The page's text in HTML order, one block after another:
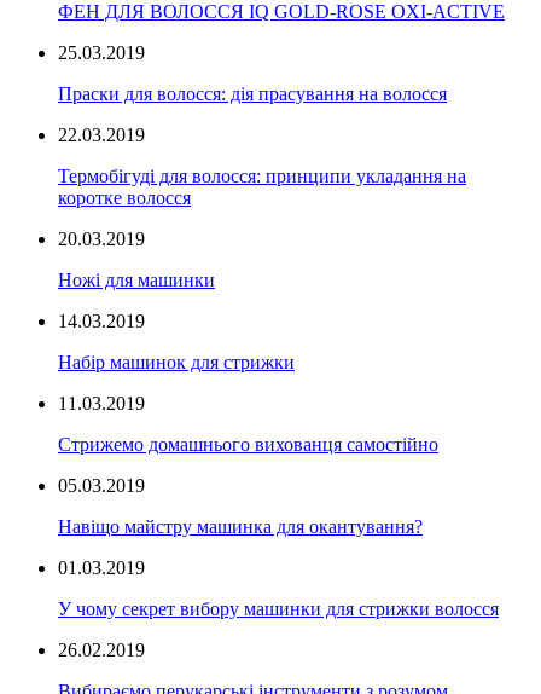
ФЕН ДЛЯ ВОЛОССЯ IQ GOLD-ROSE OXI-ACTIVE
25.03.2019
Праски для волосся: дія прасування на волосся
22.03.2019
Термобігуді для волосся: принципи укладання на
коротке волосся
20.03.2019
Ножі для машинки
14.03.2019
Набір машинок для стрижки
11.03.2019
Стрижемо домашнього вихованця самостійно
05.03.2019
Навіщо майстру машинка для окантування?
01.03.2019
У чому секрет вибору машинки для стрижки волосся
26.02.2019